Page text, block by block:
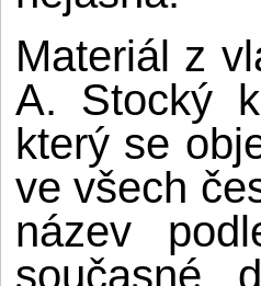
Materiál z
A. Stocký
který se
ve všech
název
současné